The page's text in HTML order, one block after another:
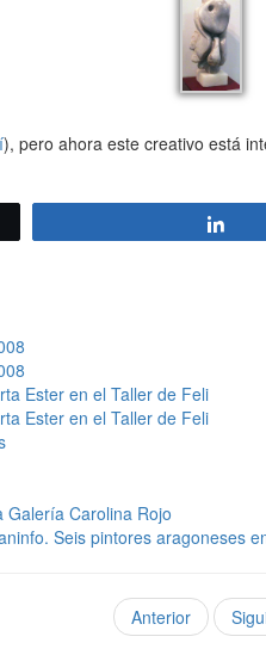
), pero ahora este creativo está
Ester en el Taller de Feli
Ester en el Taller de Feli
Galería Carolina Rojo
Seis pintores aragoneses
Anterior